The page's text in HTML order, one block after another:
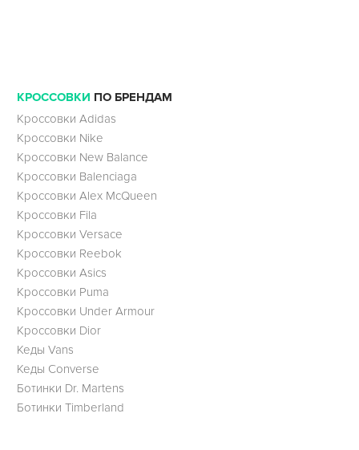
КРОССОВКИ ПО БРЕНДАМ
Кроссовки Adidas
Кроссовки Nike
Кроссовки New Balance
Кроссовки Balenciaga
Кроссовки Alex McQueen
Кроссовки Fila
Кроссовки Versace
Кроссовки Reebok
Кроссовки Asics
Кроссовки Puma
Кроссовки Under Armour
Кроссовки Dior
Кеды Vans
Кеды Converse
Ботинки Dr. Martens
Ботинки Timberland